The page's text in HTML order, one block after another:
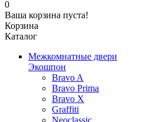
0
Ваша корзина пуста!
Корзина
Каталог
Межкомнатные двери
Экошпон
Bravo A
Bravo Prima
Bravo X
Graffiti
Neoclassic